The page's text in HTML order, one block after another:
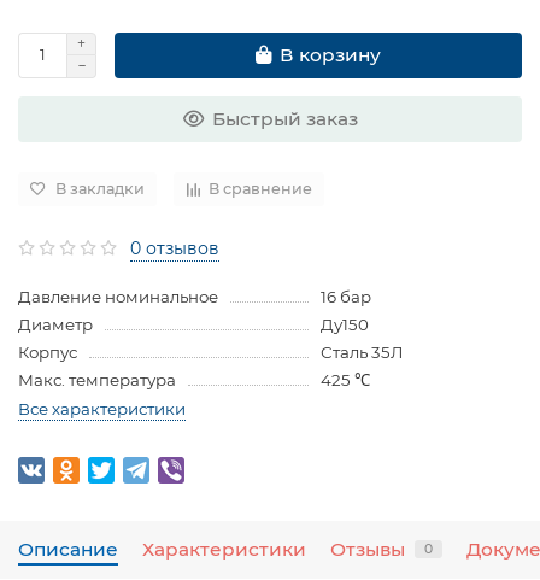
В корзину
Быстрый заказ
В закладки В сравнение
0 отзывов
Давление номинальное
16 бар
Диаметр
Ду150
Корпус
Сталь 35Л
Макс. температура
425 ℃
Все характеристики
Описание Характеристики Отзывы 0